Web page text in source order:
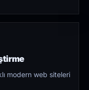
modern web siteleri